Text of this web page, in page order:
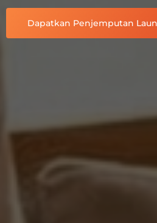
Dapatkan Penjemputan